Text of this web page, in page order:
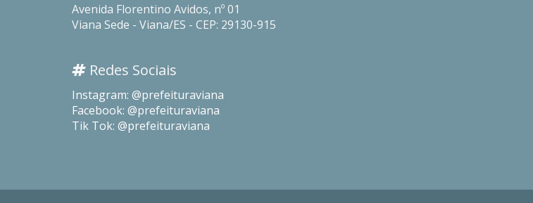
Avenida Florentino Avidos, nº 01
Viana Sede - Viana/ES - CEP: 29130-915
Redes Sociais
Instagram: @prefeituraviana
Facebook: @prefeituraviana
Tik Tok: @prefeituraviana